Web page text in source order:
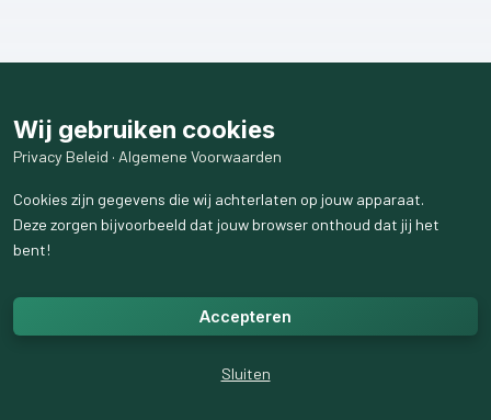
Wij gebruiken cookies
Privacy Beleid · Algemene Voorwaarden
Cookies zijn gegevens die wij achterlaten op jouw apparaat.
Deze zorgen bijvoorbeeld dat jouw browser onthoud dat jij het
bent!
Accepteren
Sluiten